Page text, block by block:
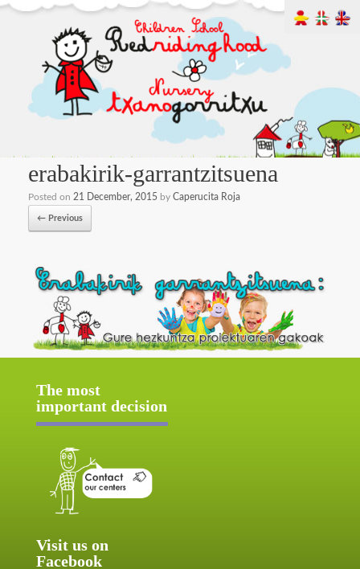
erabakirik-garrantzitsuena
Posted on 21 December, 2015 by Caperucita Roja
← Previous
The most
important decision
Visit us on
Facebook